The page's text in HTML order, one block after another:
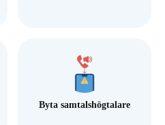
Byta samtalshögtalare